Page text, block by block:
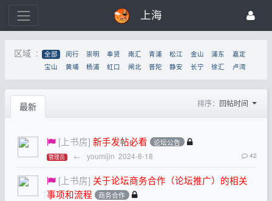
上海
区域 : 全部 闵行 崇明 奉贤 南汇 青浦 松江 金山 浦东
嘉定
宝山
黄埔 杨浦 虹口 闸北 普陀 静安 长宁 徐汇 卢湾
最新 排序： 回帖时间
[上书房] 新手发帖必看 论坛公告
管理员 ← youmijin 2024-8-18 42
[上书房] 关于论坛商务合作（论坛推广）的相关
事项和流程
商务合作